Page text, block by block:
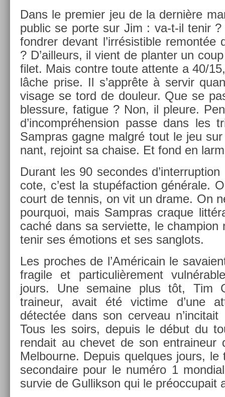
Dans le pre­mi­er jeu de la dernière
pub­lic se porte sur Jim : va-t-il tenir
fondr­er de­vant l’irrésis­tible re­montée
? D’ail­leurs, il vient de plant­er un
filet. Mais con­tre toute at­tente a 40/
lâche prise. Il s’apprête à ser­vir
visage se tord de douleur. Que se
bles­sure, fatigue ? Non, il pleure.
d’in­compréhens­ion passe dans les
Sampras gagne malgré tout le jeu
nant, re­joint sa cha­ise. Et fond en
Durant les 90 secon­des
cote, c’est la stupéfac­tion générale.
court de ten­nis, on vit un drame. On
pour­quoi, mais Sampras craque
caché dans sa ser­viet­te, le champ­ion
tenir ses émo­tions et ses sanglots.
Les pro­ches de l’Américain le
fragile et par­ticuliè­re­ment
jours. Une semaine plus tôt, Tim
traineur, avait été vic­time d’une
détectée dans son cer­veau n’in­citait
Tous les soirs, de­puis le début du
re­ndait au chevet de son en­traineur
Mel­bour­ne. De­puis quel­ques jours, le
secon­daire pour le numéro 1
sur­vie de Gul­likson qui le préoc­cupait